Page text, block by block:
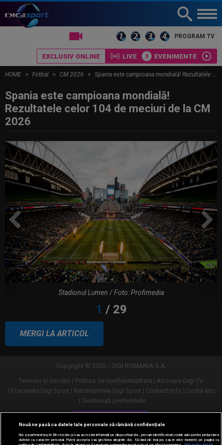
PROGRAM TV
EXCLUSIV ONLINE LIVE EVENIMENTE
HOME Fotbal CM 2026 Spania este campioana mondială! Rezultatele celor 104 de meciuri de la CM 2026
Spania este campioana mondială!
Rezultatele celor 104 de meciuri de la CM
2026
Stadionul Lumen / Foto: Profimedia
CELE MAI CITITE
MERCATO în Europa. Toate
transferurile verii sunt AICI! Mohamed
Salah a plecat...
EXCLUSIV Dan Petrescu s-a decis
Constantin Pănescu a murit. S-ar fi
electrocutat în propria curte
Lovitură de teatru: Denis Drăguș! În
pole-position pentru transferul său
Micael Leandro a murit, după ce a fost
împușcat în timpul meciului
MERGI LA ARTICOL
Copyright © 2026 / DIGI ROMANIA S.A.
Termeni si conditii
Politica de confidentialitate
Abonare Digi TV
Frecvente Digi Sport
Retransmisie Digi Sport Contact/Info
Codul etic
Gestionați preferințele
Versiune desktop
Nouă ne pasă ca datele tale personale să rămână confidențiale
Noi și partenerii noștri30stocăm și/sau accesăm informații pe dispozitivul dvs., precum identificatorii cookie unici pentru prelucrarea
datelor cu caracter personal. Puteți accepta sau gestiona alegerile dvs. făcând clic mai jos sau în orice moment, pe pagina cu